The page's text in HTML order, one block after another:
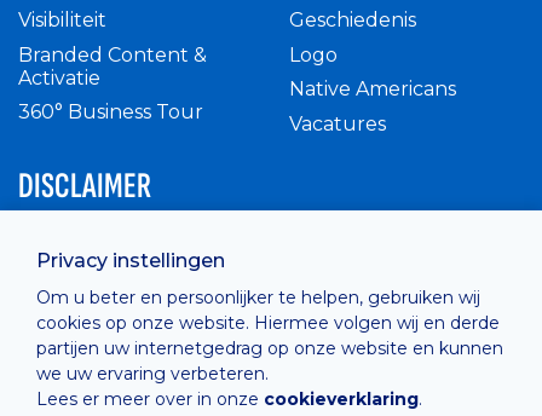
Privacy instellingen
Om u beter en persoonlijker te helpen, gebruiken wij
cookies op onze website. Hiermee volgen wij en derde
partijen uw internetgedrag op onze website en kunnen
we uw ervaring verbeteren.
Lees er meer over in onze cookieverklaring.
Visibiliteit
Branded Content &
Activatie
360° Business Tour
Geschiedenis
Logo
Native Americans
Vacatures
DISCLAIMER
Privacy Policy
Cashless
verkoopsvoorwaarden
Cookie Policy